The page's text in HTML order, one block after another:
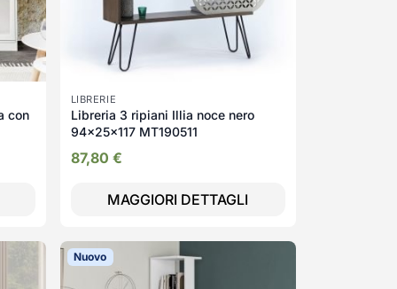
con
LIBRERIE
Libreria 3 ripiani Illia noce nero
94x25x117 MT190511
87,80 €
MAGGIORI DETTAGLI
Nuovo